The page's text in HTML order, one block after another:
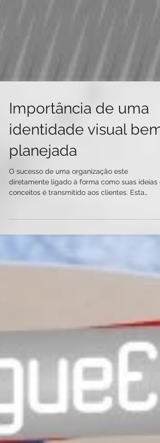
Importância de uma
identidade visual bem
planejada
O sucesso de uma organização este
comunicação...